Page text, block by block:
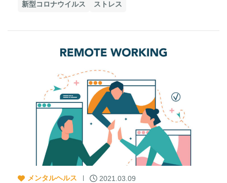
新型コロナウイルス ストレス
メンタルヘルス 2021.03.09